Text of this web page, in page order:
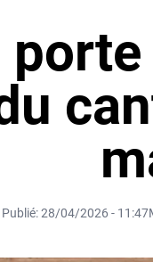
Publié: 28/04/2026 - 11:47